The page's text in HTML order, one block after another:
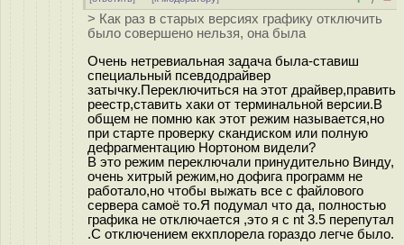
> Как раз в старых версиях графику отключить
было совершено нельзя, она была
Очень нетревиальная задача была-ставиш
специальный псевдодрайвер
затычку.Переключиться на этот драйвер,править
реестр,ставить хаки от терминальной версии.В
общем не помню как этот режим называется,но
при старте проверку скандиском или полную
дефрагментацию Нортоном видели?
В это режим переключали принудительно Винду,
очень хитрый режим,но дофига программ не
работало,но чтобы выжать все с файлового
сервера самоё то.Я подумал что да, полностью
графика не отключается ,это я с nt 3.5 перепутал
.С отключением екхплорела гораздо легче было.